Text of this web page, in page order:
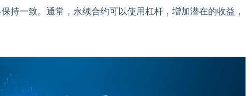
持一致。通常，永续合约可以使用杠杆，增加潜在的收益，